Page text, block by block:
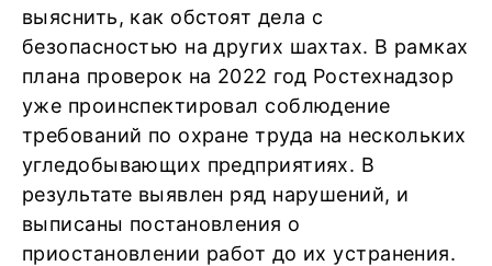
выяснить, как обстоят дела с
безопасностью на других шахтах. В рамках
плана проверок на 2022 год Ростехнадзор
уже проинспектировал соблюдение
требований по охране труда на нескольких
угледобывающих предприятиях. В
результате выявлен ряд нарушений, и
выписаны постановления о
приостановлении работ до их устранения.